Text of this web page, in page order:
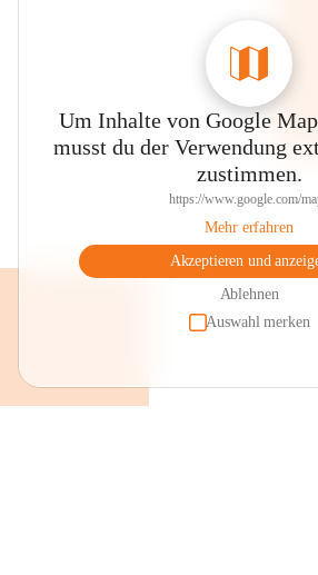
Um Inhalte von Google
musst du der Verwendung
zustimmen.
https://www.google.com/
Mehr erfahren
Akzeptieren und
Ablehnen
Auswahl merken